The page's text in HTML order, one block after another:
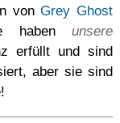
vonGrey Ghost
habenunsere
erfüllt und sind
aber sie sind